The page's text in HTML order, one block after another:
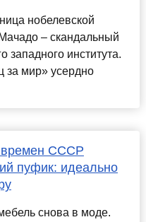
нобелевской
– скандальный
западного института.
за мир» усердно
времен СССР
пуфик: идеально
снова в моде.